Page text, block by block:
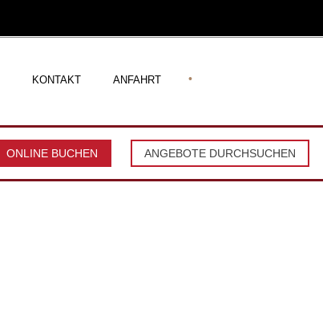
KONTAKT ANFAHRT •
ONLINE BUCHEN ANGEBOTE DURCHSUCHEN